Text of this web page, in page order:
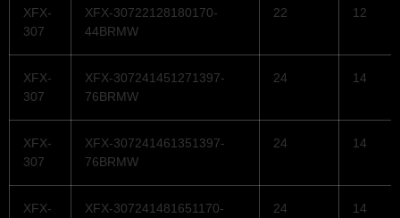
XFX-
307
XFX-30722128180170-
44BRMW
22 12
XFX-
307
XFX-307241451271397-
76BRMW
24 14
XFX-
307
XFX-307241461351397-
76BRMW
24 14
XFX-
XFX-307241481651170-
24 14